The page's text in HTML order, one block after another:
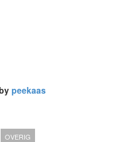
peekaas
OVERIG